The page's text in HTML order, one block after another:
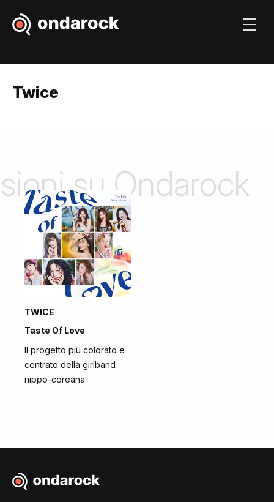
Twice
su Ondarock
TWICE
Taste Of Love
Il progetto più colorato e
centrato della girlband
nippo-coreana